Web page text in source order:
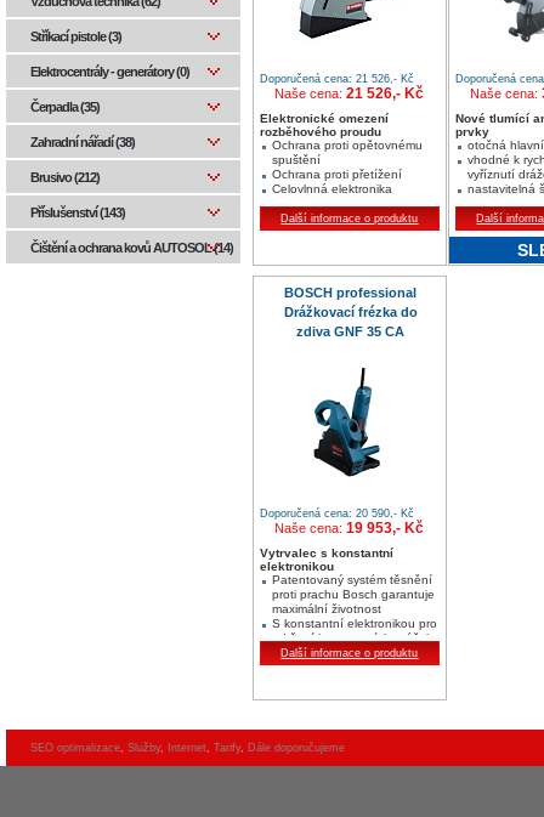
Doporučená cena: 21 526,- Kč
Naše cena:21 526,- Kč
Elektronické omezení
rozběhového proudu
Ochrana proti opětovnému
spuštění
Ochrana proti přetížení
Celovlnná elektronika
Další informace o produktu
Doporučená
Naše cena:
Nové tlumící
prvky
otočná
vhodné k
vyříznutí
nastavitelná
Další
BOSCH professional
Drážkovací frézka do
zdiva GNF 35 CA
Doporučená cena: 20 590,- Kč
Naše cena:19 953,- Kč
Vytrvalec s konstantní
elektronikou
Patentovaný systém těsnění
proti prachu Bosch garantuje
maximální životnost
S konstantní elektronikou pro
udržení konstantních otáček
při zatížení
Optimální ovladatelnost díky
rukojetí a flexibilním
Další informace o produktu
Stříkací pistole (3)
Elektrocentrály - generátory (0)
Čerpadla (35)
Zahradní nářadí (38)
Brusivo (212)
Příslušenství (143)
Čištění a ochrana kovů AUTOSOL (14)
SEO optimalizace, Služby, Internet, Tarify, Dále doporučujeme